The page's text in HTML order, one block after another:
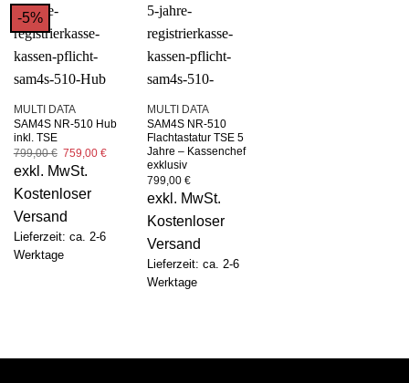
-5%
MULTI DATA
SAM4S NR-510 Hub
inkl. TSE
799,00€ Ursprünglicher
Preis
war:
759,00€Aktueller
759,00 €.
exkl. MwSt.
Kostenloser
Versand
Lieferzeit: ca. 2-6
Werktage
MULTI DATA
SAM4S NR-510
Flachtastatur TSE 5
Jahre – Kassenchef
exklusiv
799,00 €
exkl. MwSt.
Kostenloser
Versand
Lieferzeit: ca. 2-6
Werktage